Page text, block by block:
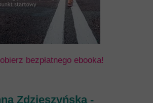
bezpłatnego ebooka!
Zdzieszyńska -